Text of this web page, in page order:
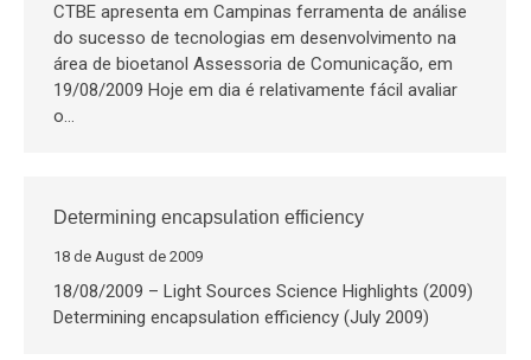
CTBE apresenta em Campinas ferramenta de análise
do sucesso de tecnologias em desenvolvimento na
área de bioetanol Assessoria de Comunicação, em
19/08/2009 Hoje em dia é relativamente fácil avaliar
o…
Determining encapsulation efficiency
18 de August de 2009
18/08/2009 – Light Sources Science Highlights (2009)
Determining encapsulation efficiency (July 2009)